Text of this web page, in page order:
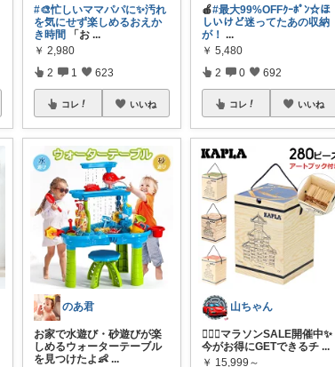
#🎨忙しいママパパに✨汚れ
を気にせず楽しめるおえか
き時間 「お ...
￥ 2,980
2 1 623
コレ いいね
のあ君
お家で水遊び・砂遊びが楽
しめるウォーターテーブル
を見つけたよ👶 ...
🍎#最大99%OFFｸｰﾎﾟﾝ☆ほ
しいけど迷ってたあの収納
が！ ...
￥ 5,480
2 0 692
コレ いいね
山ちゃん
🏃‍♂️✨マラソンSALE開催中✨
今がお得にGETできるチ ...
￥ 15,999～